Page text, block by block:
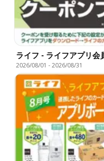
ライフ - ライフアプリ会
2026/08/01 -2026/08/31